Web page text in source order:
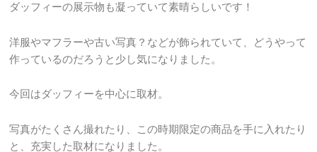
ダッフィーの展示物も凝っていて素晴らしいです！
洋服やマフラーや古い写真？などが飾られていて、どうやって
作っているのだろうと少し気になりました。
今回はダッフィーを中心に取材。
写真がたくさん撮れたり、この時期限定の商品を手に入れたり
と、充実した取材になりました。